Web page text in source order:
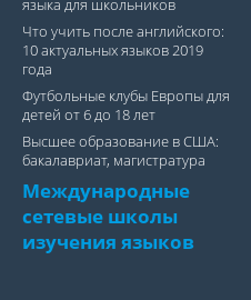
языка для школьников
Что учить после английского:
10 актуальных языков 2019
года
Футбольные клубы Европы для
детей от 6 до 18 лет
Высшее образование в США:
бакалавриат, магистратура
Международные
сетевые школы
изучения языков